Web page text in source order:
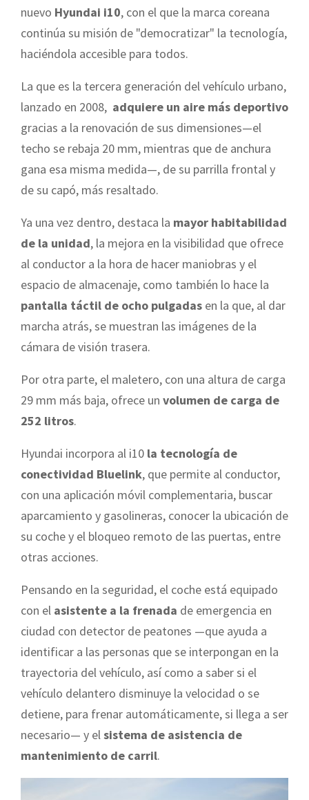
nuevo Hyundai i10, con el que la marca coreana
continúa su misión de "democratizar" la tecnología,
haciéndola accesible para todos.
La que es la tercera generación del vehículo urbano,
lanzado en 2008, adquiere un aire más deportivo
gracias a la renovación de sus dimensiones—el
techo se rebaja 20 mm, mientras que de anchura
gana esa misma medida—, de su parrilla frontal y
de su capó, más resaltado.
Ya una vez dentro, destaca la mayor habitabilidad
de la unidad, la mejora en la visibilidad que ofrece
al conductor a la hora de hacer maniobras y el
espacio de almacenaje, como también lo hace la
pantalla táctil de ocho pulgadas en la que, al dar
marcha atrás, se muestran las imágenes de la
cámara de visión trasera.
Por otra parte, el maletero, con una altura de carga
29 mm más baja, ofrece un volumen de carga de
252 litros.
Hyundai incorpora al i10 la tecnología de
conectividad Bluelink, que permite al conductor,
con una aplicación móvil complementaria, buscar
aparcamiento y gasolineras, conocer la ubicación de
su coche y el bloqueo remoto de las puertas, entre
otras acciones.
Pensando en la seguridad, el coche está equipado
con el asistente a la frenada de emergencia en
ciudad con detector de peatones —que ayuda a
identificar a las personas que se interpongan en la
trayectoria del vehículo, así como a saber si el
vehículo delantero disminuye la velocidad o se
detiene, para frenar automáticamente, si llega a ser
necesario— y elsistema de asistencia de
mantenimiento de carril.